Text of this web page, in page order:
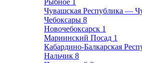
Рыбное 1
Чувашская Республика —
Чебоксары 8
Новочебоксарск 1
Мариинский Посад 1
Кабардино-Балкарская
Нальчик 8